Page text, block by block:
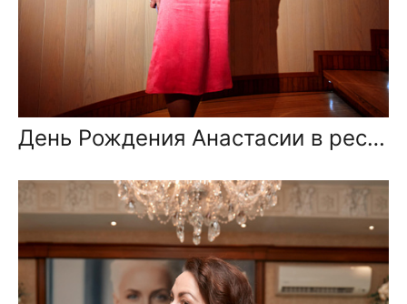
День Рождения Анастасии в ресторане Ласточка